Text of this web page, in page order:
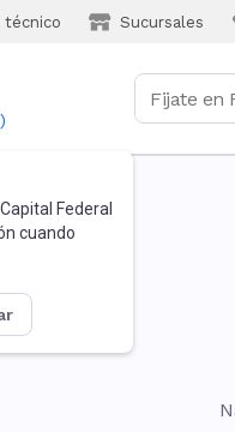
técnico Sucursales
)
Capital Federal
cuando